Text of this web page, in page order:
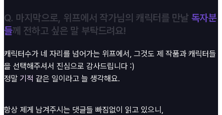
Q. 마지막으로, 위프에서 작가님의 캐릭터를 만날 독자분
들께 전하고 싶은 말 부탁드려요!
캐릭터수가 네 자리를 넘어가는 위프에서, 그것도 제 작품과 캐릭터들
을 선택해주셔서 진심으로 감사드립니다 :)
정말 기적 같은 일이라고 늘 생각해요.
항상 제게 남겨주시는 댓글들 빠짐없이 읽고 있으니,